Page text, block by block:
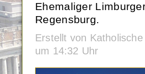
Ehemaliger
Regensburg.
Erstellt von
um 14:32 Uhr